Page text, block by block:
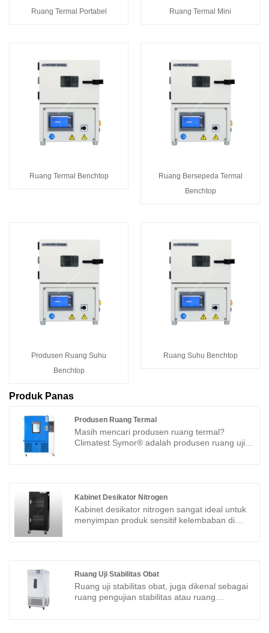
Ruang Termal Portabel Ruang Termal Mini
Ruang Termal Benchtop
Ruang Bersepeda Termal
Benchtop
Produsen Ruang Suhu
Benchtop
Ruang Suhu Benchtop
Produk Panas
Produsen Ruang Termal
Masih mencari produsen ruang termal?
Climatest Symor® adalah produsen ruang uji
makanan, dan elektronik.
Model: TGDW-1000
Dimensi eksterior: 1560×1610×2240 mm
Kabinet Desikator Nitrogen
Kabinet desikator nitrogen sangat ideal untuk
menyimpan produk sensitif kelembaban di
Model: TDN540F
Kapasitas: 540L
Ruang Uji Stabilitas Obat
Ruang uji stabilitas obat, juga dikenal sebagai
ruang pengujian stabilitas atau ruang